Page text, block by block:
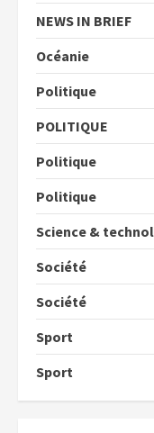
NEWS IN BRIEF
Océanie
Politique
POLITIQUE
Politique
Politique
Science &
Société
Société
Sport
Sport